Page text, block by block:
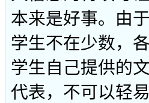
本来是好事。由
学生不在少数，
学生自己提供的
代表，不可以轻